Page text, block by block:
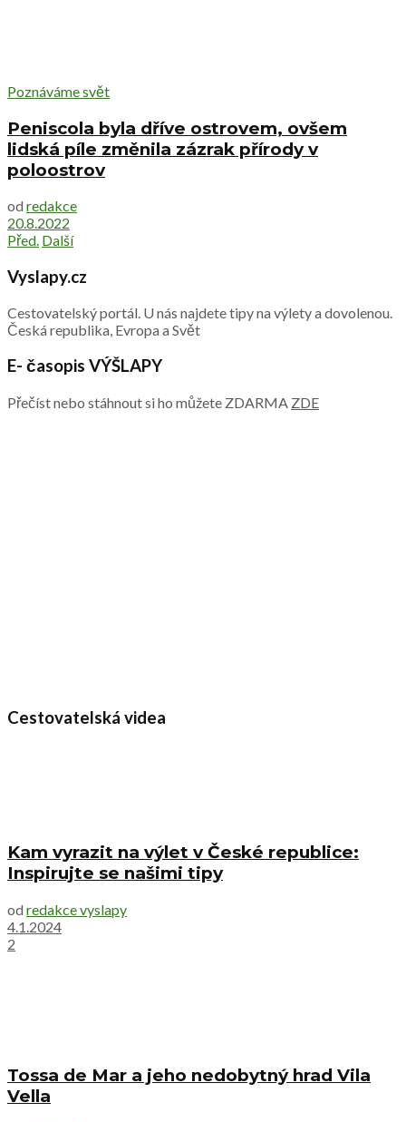
Poznáváme svět
Peniscola byla dříve ostrovem, ovšem
lidská píle změnila zázrak přírody v
poloostrov
od redakce
20.8.2022
Před. Další
Vyslapy.cz
Cestovatelský portál. U nás najdete tipy na výlety a dovolenou.
Česká republika, Evropa a Svět
E- časopis VÝŠLAPY
Přečíst nebo stáhnout si ho můžete ZDARMA ZDE
Cestovatelská videa
Kam vyrazit na výlet v České republice:
Inspirujte se našimi tipy
od redakce vyslapy
4.1.2024
2
Tossa de Mar a jeho nedobytný hrad Vila
Vella